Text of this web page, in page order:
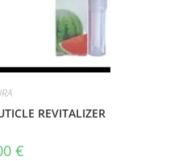
REVITALIZER
€